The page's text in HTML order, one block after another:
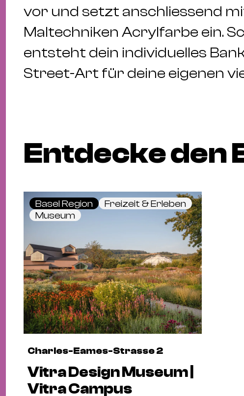
vor und setzt anschliessend
Maltechniken Acrylfarbe ein.
entsteht dein individuelles
Street-Art für deine eigenen
Entdecke den
Basel Region
Freizeit & Erleben
Museum
Charles-Eames-Strasse 2
Vitra Design Museum |
Vitra Campus